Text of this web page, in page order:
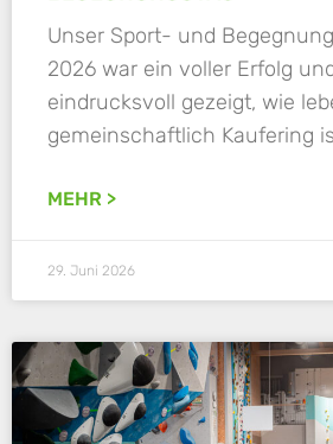
Unser Sport- und
2026 war ein voller Erfolg
eindrucksvoll gezeigt, wie
gemeinschaftlich Kaufering
MEHR >
29. Juni 2026